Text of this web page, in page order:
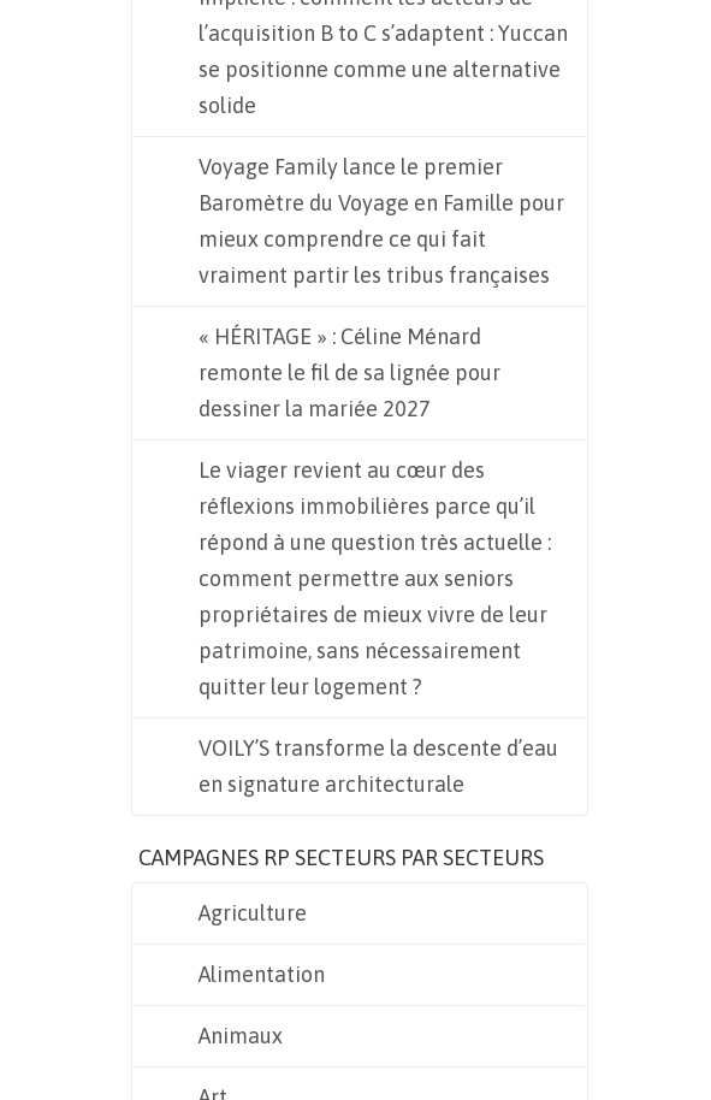
l’acquisition B to C s’adaptent : Yuccan
se positionne comme une alternative
solide
Voyage Family lance le premier
Baromètre du Voyage en Famille pour
mieux comprendre ce qui fait
vraiment partir les tribus françaises
« HÉRITAGE » : Céline Ménard
remonte le fil de sa lignée pour
dessiner la mariée 2027
Le viager revient au cœur des
réflexions immobilières parce qu’il
répond à une question très actuelle :
comment permettre aux seniors
propriétaires de mieux vivre de leur
patrimoine, sans nécessairement
quitter leur logement ?
VOILY’S transforme la descente d’eau
en signature architecturale
CAMPAGNES RP SECTEURS PAR SECTEURS
Agriculture
Alimentation
Animaux